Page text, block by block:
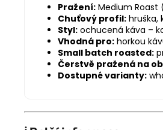
Pražení: Medium Roast
Chuťový profil: hruška,
Styl: ochucená káva –
Vhodná pro: horkou
Small batch roasted:
Čerstvě pražená na
Dostupné varianty: